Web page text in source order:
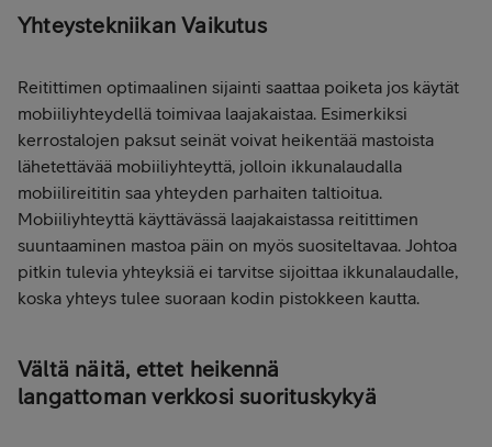
Yhteystekniikan Vaikutus
Reitittimen optimaalinen sijainti saattaa poiketa jos käytät
mobiiliyhteydellä toimivaa laajakaistaa. Esimerkiksi
kerrostalojen paksut seinät voivat heikentää mastoista
lähetettävää mobiiliyhteyttä, jolloin ikkunalaudalla
mobiilireititin saa yhteyden parhaiten taltioitua.
Mobiiliyhteyttä käyttävässä laajakaistassa reitittimen
suuntaaminen mastoa päin on myös suositeltavaa. Johtoa
pitkin tulevia yhteyksiä ei tarvitse sijoittaa ikkunalaudalle,
koska yhteys tulee suoraan kodin pistokkeen kautta.
Vältä näitä, ettet heikennä
langattoman verkkosi suorituskykyä